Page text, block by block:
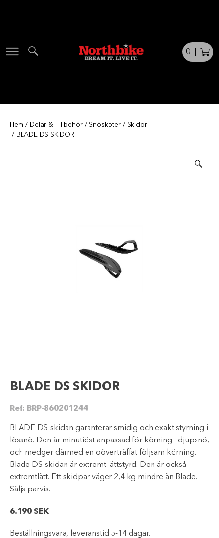
0
Hem / Delar & Tillbehör / Snöskoter / Skidor
/ BLADE DS SKIDOR
BLADE DS SKIDOR
Ref: BRP-860201244
BLADE DS-skidan garanterar smidig och exakt styrning i
lössnö. Den är minutiöst anpassad för körning i djupsnö,
och medger därmed en oöverträffat följsam körning.
Blade DS-skidan är extremt lättstyrd. Den är också
extremtlätt. Ett skidpar väger 2,4 kg mindre än Blade.
Säljs parvis.
6.190 SEK
Beställningsvara, leveranstid 5-14 dagar.